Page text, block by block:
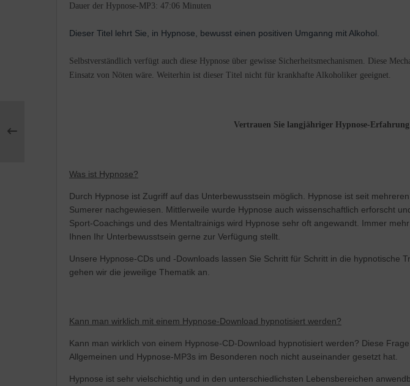
Dauer der Hypnose-MP3: 47:06 Minuten
Dieser Titel lehrt Sie, in Hypnose, bewusst einen positiven Umganng mit Alkohol.
Selbstverständlich verfügt auch diese Hypnose über gewisse Sicherheitsmechanismen. Diese
Einsatz von Nöten wäre. Weiterhin ist dieser Titel nicht für krankhafte Alkoholiker geeignet.
Vertrauen Sie langjähriger Hypnose-
Was ist Hypnose?
Durch Hypnose ist Zugriff auf das Unterbewusstsein möglich. Hypnose ist seit
Sumerer nachgewiesen. Mittlerweile wurde Hypnose auch wissenschaftlich erforscht
Sport-Coachings und des Mentaltrainigs wird Hypnose sehr oft angewandt. Immer
Ihnen Ihr Unterbewusstsein gerne zur Verfügung stellt.
Unsere Hypnose-CDs und -Downloads lassen Sie Schritt für Schritt in die
gehen wir die jeweilige Thematik an.
Kann man wirklich mit einem Hypnose-Download hypnotisiert werden?
Kann man wirklich von einem Hypnose-CD-Download hypnotisiert werden? Diese
Allgemeinen und Hypnose-MP3s im Besonderen noch nicht auseinander gesetzt hat.
Hypnose ist sehr vielschichtig und in den unterschiedlichsten Lebensbereichen